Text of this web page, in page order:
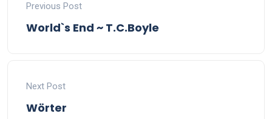
Previous Post
World`s End ~ T.C.Boyle
Next Post
Wörter